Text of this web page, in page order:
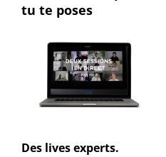
tu te poses
Des lives experts.